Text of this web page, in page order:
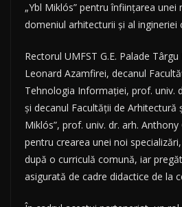
„Ybl Miklós” pentru înființarea unei
domeniul arhitecturii și al ingineriei
Rectorul UMFST G.E. Palade
Leonard Azamfirei, decanul
Tehnologia Informației, prof. univ.
și decanul Facultății de Arhitectură
Miklós”, prof. univ. dr. arh.
pentru crearea unei noi
după o curriculă comună, iar
asigurată de cadre didactice de la